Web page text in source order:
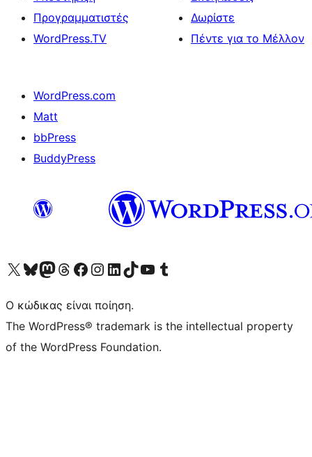
Προγραμματιστές
WordPress.TV
Δωρίστε
Πέντε για το Μέλλον
WordPress.com
Matt
bbPress
BuddyPress
Visit our X (formerly Twitter) account
Visit our Bluesky account
Επισκεφθείτε τον λογαριασμό μας στο Mastodon
Visit our Threads account
Επισκεφτείτε τη σελίδα μας στο Facebook
Επισκεφθείτε τον λογαριασμό μας Instagram
Επισκεφθείτε τον λογαριασμό μας LinkedIn
Visit our TikTok account
Visit our YouTube channel
Visit our Tumblr account
Ο κώδικας είναι ποίηση.
The WordPress® trademark is the intellectual property
of the WordPress Foundation.